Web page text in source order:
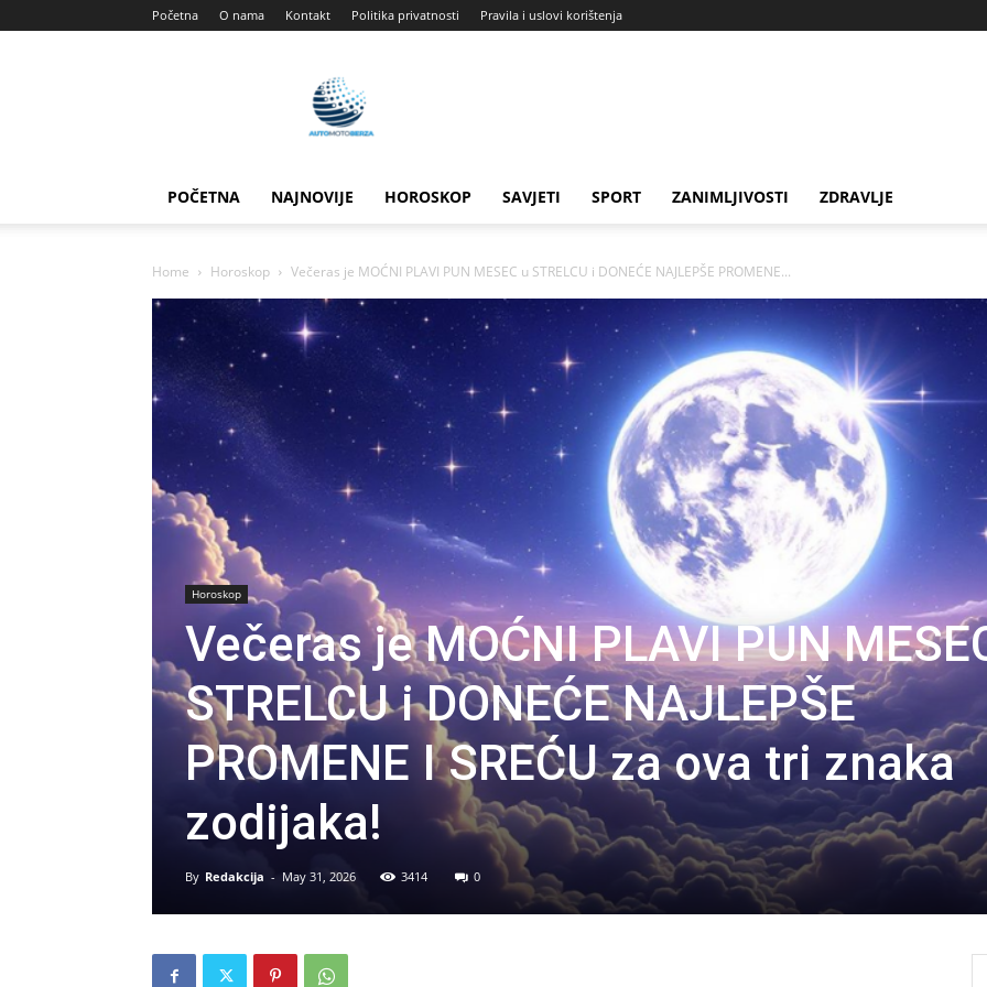
Početna O nama Kontakt Politika privatnosti Pravila i uslovi korištenja
Automotoberza
POČETNA NAJNOVIJE HOROSKOP SAVJETI SPORT ZANIMLJIVOSTI ZDRAVLJE
Home Horoskop Večeras je MOĆNI PLAVI PUN MESEC u STRELCU i DONEĆE NAJLEPŠE PROMENE...
Horoskop
Večeras je MOĆNI PLAVI PUN
STRELCU i DONEĆE NAJLEPŠE
PROMENE I SREĆU za ova tri znaka
zodijaka!
By Redakcija - May 31, 2026 3414 0